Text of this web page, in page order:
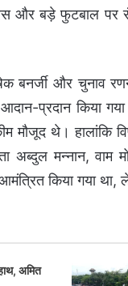
बड़े फुटबाल पर
और चुनाव
प्रदान किया
मौजूद थे। हालांकि
मन्नान, वाम
किया गया
अमित